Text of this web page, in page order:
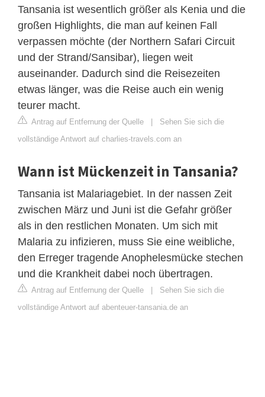
Tansania ist wesentlich größer als Kenia und die
großen Highlights, die man auf keinen Fall
verpassen möchte (der Northern Safari Circuit
und der Strand/Sansibar), liegen weit
auseinander. Dadurch sind die Reisezeiten
etwas länger, was die Reise auch ein wenig
teurer macht.
Antrag auf Entfernung der Quelle | Sehen Sie sich die
vollständige Antwort auf charlies-travels.com an
Wann ist Mückenzeit in Tansania?
Tansania ist Malariagebiet. In der nassen Zeit
zwischen März und Juni ist die Gefahr größer
als in den restlichen Monaten. Um sich mit
Malaria zu infizieren, muss Sie eine weibliche,
den Erreger tragende Anophelesmücke stechen
und die Krankheit dabei noch übertragen.
Antrag auf Entfernung der Quelle | Sehen Sie sich die
vollständige Antwort auf abenteuer-tansania.de an